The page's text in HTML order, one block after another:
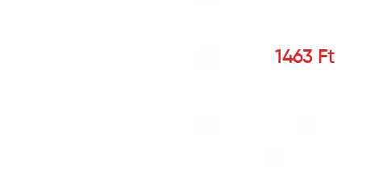
1463Ft